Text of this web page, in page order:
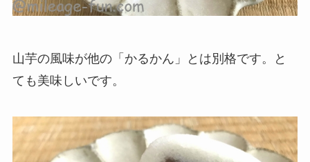
山芋の風味が他の「かるかん」とは別格です。と
ても美味しいです。